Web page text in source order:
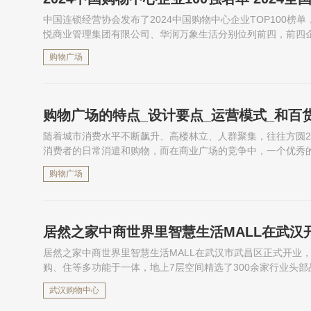
中国连锁经营协会发布了2024中国购物中心企业TOP100榜
悦商业管理集团有限公司、华润万象生活分别位列前四，前
个，占TOP100总项目数的33.4%，头部企业集中度持续提升
企业TOP100有哪些吧！
购物广场
购物广场的特点_设计要点_运营模式_和百
随着城市消费水平不断飙升、高楼林立、人群聚集，往往方
消费者的日常消遣和购物，而在商业广场的竞争中，一个优
的百货在经营模式、服务对象、购物环境等方面有很大的区
开什么店？下面为大家介绍。
购物广场
居然之家中商世界里智慧生活MALL在武汉
居然之家中商世界里智慧生活MALL在武汉市武昌区正式开业
购、住等多功能于一体，地上7层空间精选了300余家行业头
+体验”新形式吸引年轻消费客群的关注，形成多元化开放式的
武汉购物中心